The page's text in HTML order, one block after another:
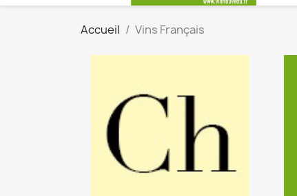
Accueil Vins Français